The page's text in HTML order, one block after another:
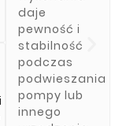
daje
pewność i
stabilność
podczas
podwieszania
pompy lub
innego